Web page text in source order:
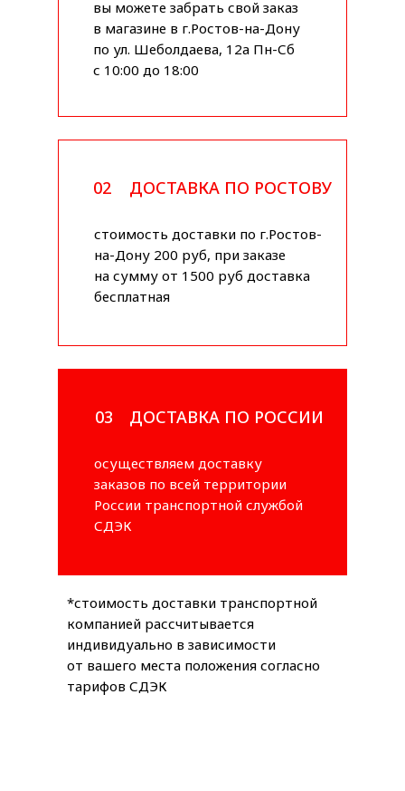
вы можете забрать свой заказ
в магазине в г.Ростов-на-Дону
по ул. Шеболдаева, 12а Пн-Сб
с 10:00 до 18:00
ДОСТАВКА ПО РОСТОВУ
02
стоимость доставки по г.Ростов-
на-Дону 200 руб, при заказе
на сумму от 1500 руб доставка
бесплатная
ДОСТАВКА ПО РОССИИ
03
осуществляем доставку
заказов по всей территории
России транспортной службой
СДЭК
*стоимость доставки транспортной
компанией рассчитывается
индивидуально в зависимости
от вашего места положения согласно
тарифов СДЭК